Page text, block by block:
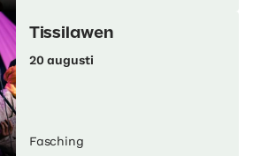
Tissilawen
20 augusti
Fasching